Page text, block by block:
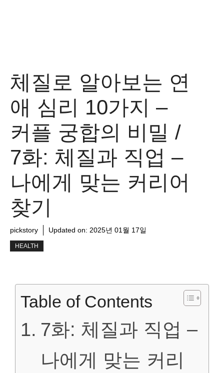
체질로 알아보는 연
애 심리 10가지 –
커플 궁합의 비밀 /
7화: 체질과 직업 –
나에게 맞는 커리어
찾기
pickstory Updated on: 2025년 01월 17일
HEALTH
Table of Contents
7화: 체질과 직업 –
나에게 맞는 커리